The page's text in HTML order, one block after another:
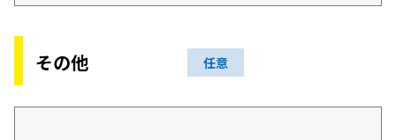
その他 任意